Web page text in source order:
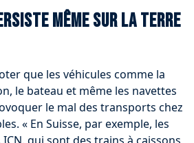
même sur la terre
que les véhicules comme la
le bateau et même les navettes
le mal des transports chez
« En Suisse, par exemple, les
qui sont des trains à caissons